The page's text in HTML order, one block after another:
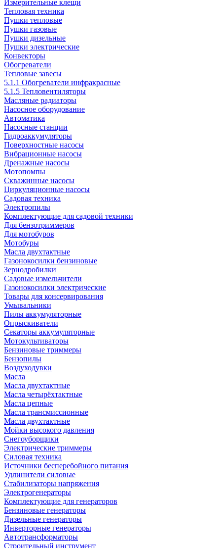
Измерительные клещи
Тепловая техника
Пушки тепловые
Пушки газовые
Пушки дизельные
Пушки электрические
Конвекторы
Обогреватели
Тепловые завесы
5.1.1 Обогреватели инфракрасные
5.1.5 Тепловентиляторы
Масляные радиаторы
Насосное оборудование
Автоматика
Насосные станции
Гидроаккумуляторы
Поверхностные насосы
Вибрационные насосы
Дренажные насосы
Мотопомпы
Скважинные насосы
Циркуляционные насосы
Садовая техника
Электропилы
Комплектующие для садовой техники
Для бензотриммеров
Для мотобуров
Мотобуры
Масла двухтактные
Газонокосилки бензиновые
Зернодробилки
Садовые измельчители
Газонокосилки электрические
Товары для консервирования
Умывальники
Пилы аккумуляторные
Опрыскиватели
Секаторы аккумуляторные
Мотокультиваторы
Бензиновые триммеры
Бензопилы
Воздуходувки
Масла
Масла двухтактные
Масла четырёхтактные
Масла цепные
Масла трансмиссионные
Масла двухтактные
Мойки высокого давления
Снегоуборщики
Электрические триммеры
Силовая техника
Источники бесперебойного питания
Удлинители силовые
Стабилизаторы напряжения
Электрогенераторы
Комплектующие для генераторов
Бензиновые генераторы
Дизельные генераторы
Инверторные генераторы
Автотрансформаторы
Строительный инструмент